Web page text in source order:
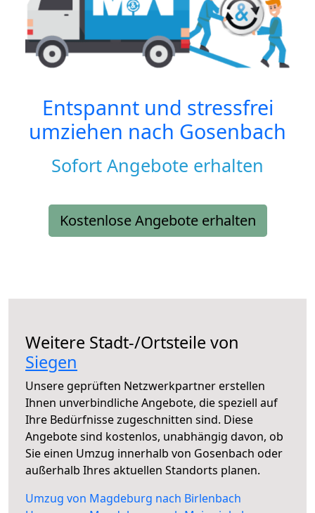
Entspannt und stressfrei
umziehen nach Gosenbach
Sofort Angebote erhalten
Kostenlose Angebote erhalten
Weitere Stadt-/Ortsteile von
Siegen
Unsere geprüften Netzwerkpartner erstellen
Ihnen unverbindliche Angebote, die speziell auf
Ihre Bedürfnisse zugeschnitten sind. Diese
Angebote sind kostenlos, unabhängig davon, ob
Sie einen Umzug innerhalb von Gosenbach oder
außerhalb Ihres aktuellen Standorts planen.
Umzug von Magdeburg nach Birlenbach